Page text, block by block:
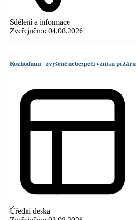
Sdělení a informace
Zveřejněno: 04.08.2026
Rozhodnutí - zvýšené nebezpečí vzniku požáru
Úřední deska